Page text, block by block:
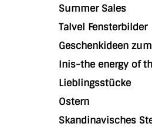
Summer Sales
Talvel Fensterbilder
Geschenkideen
Inis-the energy of
Lieblingsstücke
Ostern
Skandinavisches